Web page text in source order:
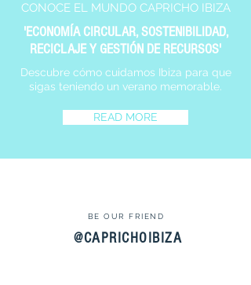
CONOCE EL MUNDO CAPRICHO IBIZA
'ECONOMÍA CIRCULAR, SOSTENIBILIDAD,
RECICLAJE Y GESTIÓN DE RECURSOS'
Descubre cómo cuidamos Ibiza para que
sigas teniendo un verano memorable.
READ MORE
BE OUR FRIEND
@CAPRICHOIBIZA